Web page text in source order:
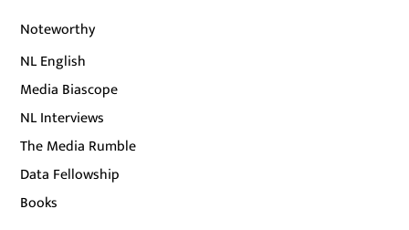
Noteworthy
NL English
Media Biascope
NL Interviews
The Media Rumble
Data Fellowship
Books